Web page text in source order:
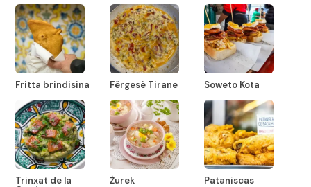
Fritta brindisina Fërgesë Tirane Soweto Kota
Trinxat de la
Żurek Pataniscas